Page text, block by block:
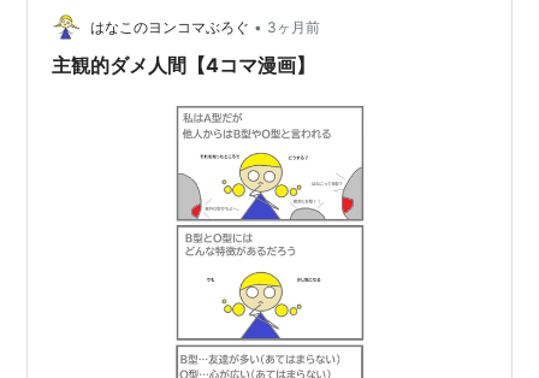
はなこのヨンコマぶろぐ • 3ヶ月前
主観的ダメ人間【4コマ漫画】